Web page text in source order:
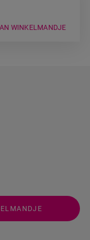
WINKELMANDJE